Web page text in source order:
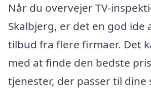
Når du overvejer TV-
Skalbjerg, er det en god ide
tilbud fra flere firmaer. Det
med at finde den bedste
tjenester, der passer til dine